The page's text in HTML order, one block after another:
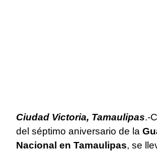
Ciudad Victoria, Tamaulipas.-
del séptimo aniversario de la
Nacional en Tamaulipas, se